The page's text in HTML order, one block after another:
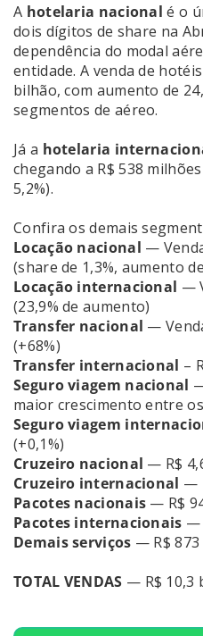
A hotelaria nacionalé o
dois dígitos de share na
dependência do modal
entidade. A venda de
bilhão, com aumento de
segmentos de aéreo.
Já a hotelaria
chegando a R$ 538
5,2%).
Confira os demais
Locação nacional —
(share de 1,3%, aumento
Locação internacional —
(23,9% de aumento)
Transfer nacional —
(+68%)
Transfer internacional –
Seguro viagem nacional
maior crescimento entre
Seguro viagem
(+0,1%)
Cruzeiro nacional — R$
Cruzeiro internacional —
Pacotes nacionais — R$
Pacotes internacionais —
Demais serviços — R$ 873
TOTAL VENDAS — R$ 10,3